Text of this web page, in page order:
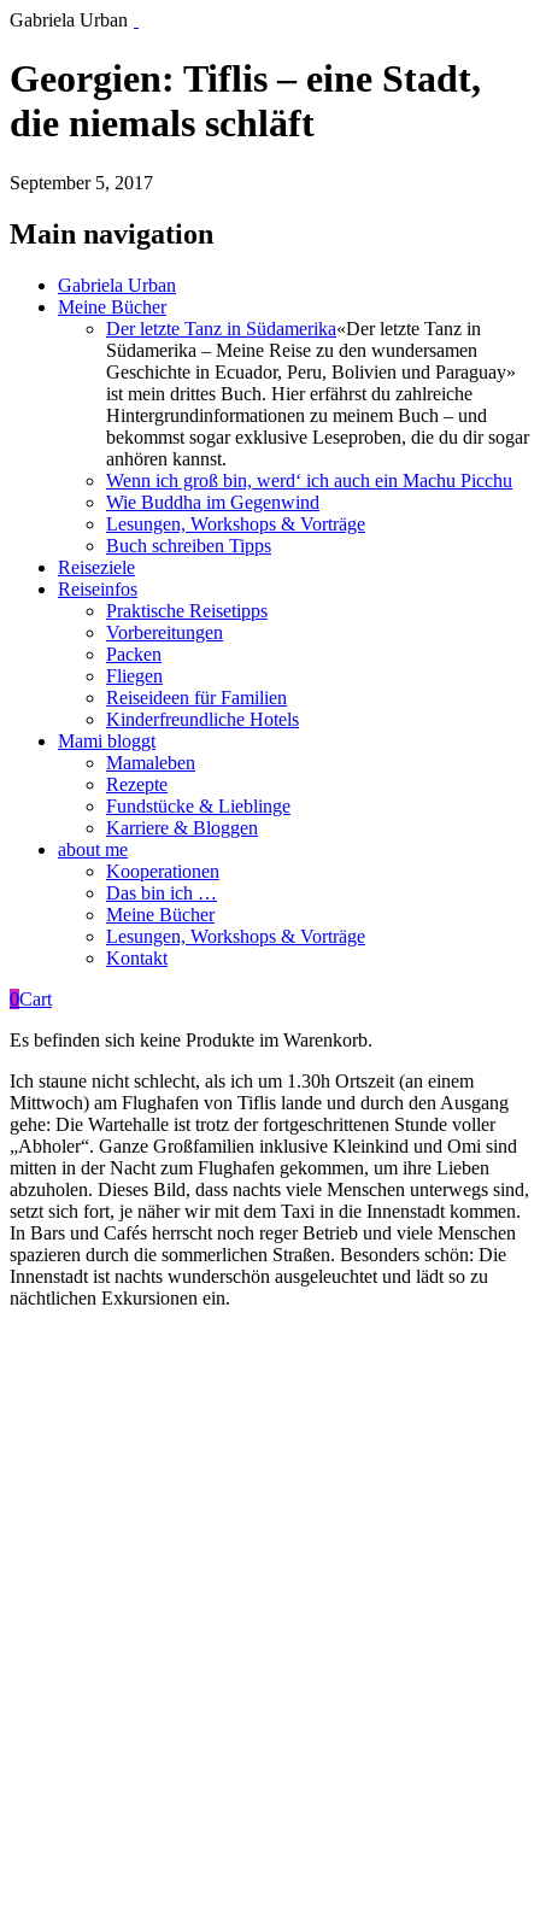
Gabriela Urban
Georgien: Tiflis – eine Stadt,
die niemals schläft
September 5, 2017
Main navigation
Gabriela Urban
Meine Bücher
Der letzte Tanz in Südamerika«Der letzte Tanz in
Südamerika – Meine Reise zu den wundersamen
Geschichte in Ecuador, Peru, Bolivien und Paraguay»
ist mein drittes Buch. Hier erfährst du zahlreiche
Hintergrundinformationen zu meinem Buch – und
bekommst sogar exklusive Leseproben, die du dir sogar
anhören kannst.
Wenn ich groß bin, werd‘ ich auch ein Machu Picchu
Wie Buddha im Gegenwind
Lesungen, Workshops & Vorträge
Buch schreiben Tipps
Reiseziele
Reiseinfos
Praktische Reisetipps
Vorbereitungen
Packen
Fliegen
Reiseideen für Familien
Kinderfreundliche Hotels
Mami bloggt
Mamaleben
Rezepte
Fundstücke & Lieblinge
Karriere & Bloggen
about me
Kooperationen
Das bin ich …
Meine Bücher
Lesungen, Workshops & Vorträge
Kontakt
0Cart
Es befinden sich keine Produkte im Warenkorb.
Ich staune nicht schlecht, als ich um 1.30h Ortszeit (an einem
Mittwoch) am Flughafen von Tiflis lande und durch den Ausgang
gehe: Die Wartehalle ist trotz der fortgeschrittenen Stunde voller
„Abholer“. Ganze Großfamilien inklusive Kleinkind und Omi sind
mitten in der Nacht zum Flughafen gekommen, um ihre Lieben
abzuholen. Dieses Bild, dass nachts viele Menschen unterwegs sind,
setzt sich fort, je näher wir mit dem Taxi in die Innenstadt kommen.
In Bars und Cafés herrscht noch reger Betrieb und viele Menschen
spazieren durch die sommerlichen Straßen. Besonders schön: Die
Innenstadt ist nachts wunderschön ausgeleuchtet und lädt so zu
nächtlichen Exkursionen ein.